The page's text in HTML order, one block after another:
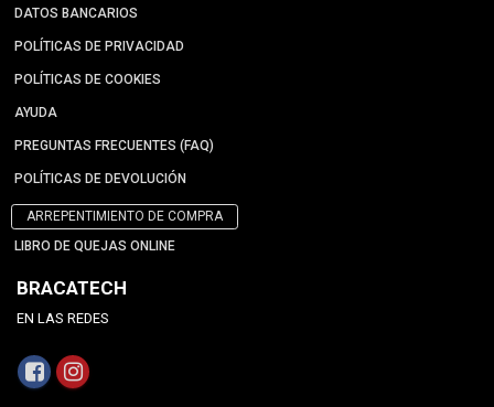
DATOS BANCARIOS
POLÍTICAS DE PRIVACIDAD
POLÍTICAS DE COOKIES
AYUDA
PREGUNTAS FRECUENTES (FAQ)
POLÍTICAS DE DEVOLUCIÓN
ARREPENTIMIENTO DE COMPRA
LIBRO DE QUEJAS ONLINE
BRACATECH
EN LAS REDES